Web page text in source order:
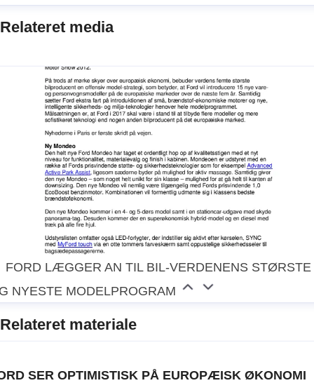
Relateret media
FORD LÆGGER AN TIL BIL-VERDENENS STØRSTE
NYESTE MODELPROGRAM
Relateret materiale
SER OPTIMISTISK PÅ EUROPÆISK ØKONOMI